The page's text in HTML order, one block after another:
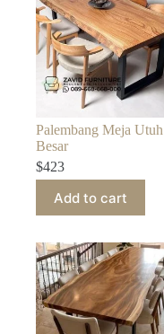
Palembang Meja Utuh
Besar
$423
Add to cart